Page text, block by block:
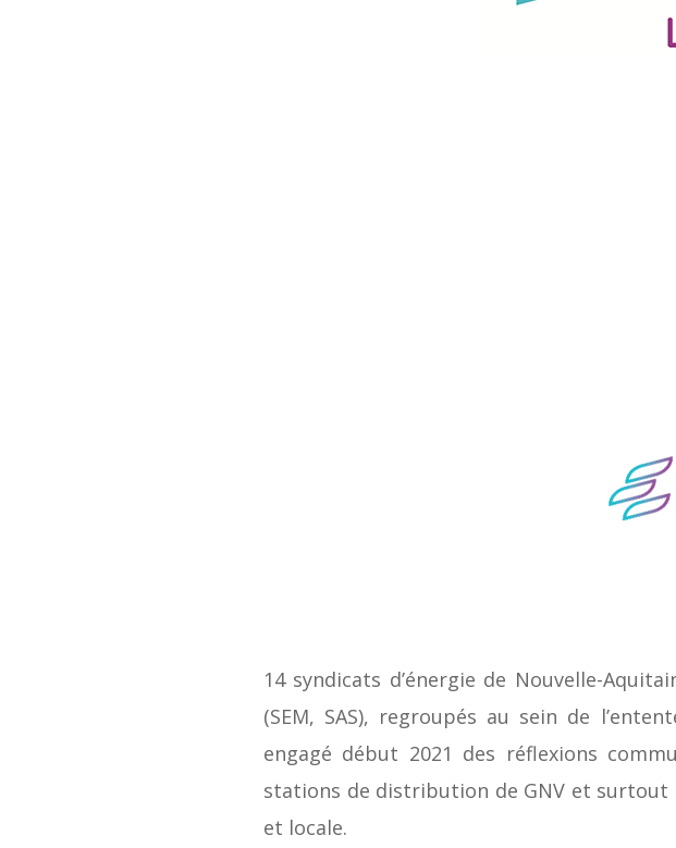
14 syndicats d’énergie de Nouvelle-
(SEM, SAS), regroupés au sein de
engagé début 2021 des réflexions
stations de distribution de GNV et surtout
et locale.